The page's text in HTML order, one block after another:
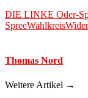
DIE LINKE Oder-
SpreeWahlkreis
Thomas Nord
Weitere Artikel →